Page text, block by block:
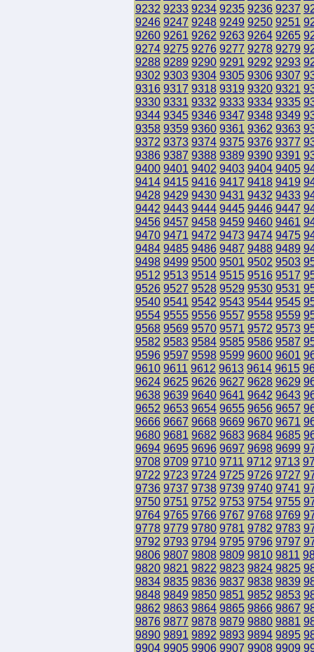
9232 9233 9234 9235 9236 9237
9246 9247 9248 9249 9250 9251
9260 9261 9262 9263 9264 9265
9274 9275 9276 9277 9278 9279
9288 9289 9290 9291 9292 9293
9302 9303 9304 9305 9306 9307
9316 9317 9318 9319 9320 9321
9330 9331 9332 9333 9334 9335
9344 9345 9346 9347 9348 9349
9358 9359 9360 9361 9362 9363
9372 9373 9374 9375 9376 9377
9386 9387 9388 9389 9390 9391
9400 9401 9402 9403 9404 9405
9414 9415 9416 9417 9418 9419
9428 9429 9430 9431 9432 9433
9442 9443 9444 9445 9446 9447
9456 9457 9458 9459 9460 9461
9470 9471 9472 9473 9474 9475
9484 9485 9486 9487 9488 9489
9498 9499 9500 9501 9502 9503
9512 9513 9514 9515 9516 9517
9526 9527 9528 9529 9530 9531
9540 9541 9542 9543 9544 9545
9554 9555 9556 9557 9558 9559
9568 9569 9570 9571 9572 9573
9582 9583 9584 9585 9586 9587
9596 9597 9598 9599 9600 9601
9610 9611 9612 9613 9614 9615
9624 9625 9626 9627 9628 9629
9638 9639 9640 9641 9642 9643
9652 9653 9654 9655 9656 9657
9666 9667 9668 9669 9670 9671
9680 9681 9682 9683 9684 9685
9694 9695 9696 9697 9698 9699
9708 9709 9710 9711 9712 9713
9722 9723 9724 9725 9726 9727
9736 9737 9738 9739 9740 9741
9750 9751 9752 9753 9754 9755
9764 9765 9766 9767 9768 9769
9778 9779 9780 9781 9782 9783
9792 9793 9794 9795 9796 9797
9806 9807 9808 9809 9810 9811
9820 9821 9822 9823 9824 9825
9834 9835 9836 9837 9838 9839
9848 9849 9850 9851 9852 9853
9862 9863 9864 9865 9866 9867
9876 9877 9878 9879 9880 9881
9890 9891 9892 9893 9894 9895
9904 9905 9906 9907 9908 9909